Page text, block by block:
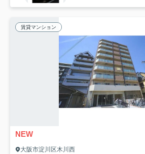
賃貸マンション
NEW
大阪市淀川区木川西